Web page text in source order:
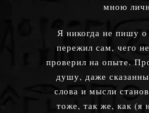
мною
Я никогда не пишу
пережил сам, чего
проверил на опыте.
душу, даже
слова и мысли
тоже, так же, как (я